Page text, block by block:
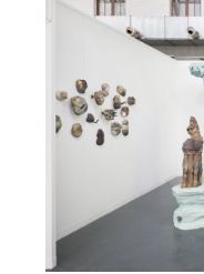
Adresse email*
Statut / Organisation
Nom